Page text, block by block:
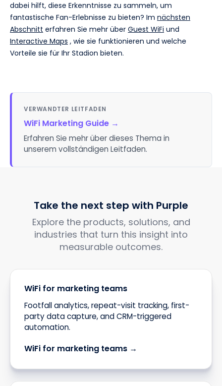
dabei hilft, diese Erkenntnisse zu sammeln, um
fantastische Fan-Erlebnisse zu bieten? Im nächsten
Abschnitt erfahren Sie mehr über Guest WiFi und
Interactive Maps , wie sie funktionieren und welche
Vorteile sie für Ihr Stadion bieten.
VERWANDTER LEITFADEN
WiFi Marketing Guide →
Erfahren Sie mehr über dieses Thema in
unserem vollständigen Leitfaden.
Take the next step with Purple
Explore the products, solutions, and
industries that turn this insight into
measurable outcomes.
WiFi for marketing teams
Footfall analytics, repeat-visit tracking, first-
party data capture, and CRM-triggered
automation.
WiFi for marketing teams →